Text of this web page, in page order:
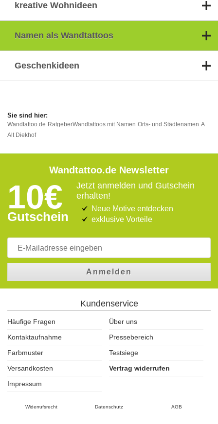
kreative Wohnideen
Namen als Wandtattoos
Geschenkideen
Wandtattoo.de RatgeberWandtattoos mit Namen Orts- und Städtenamen A
Alt Diekhof
Wandtattoo.de Newsletter
10€
Gutschein
Jetzt anmelden und Gutschein
erhalten!
Neue Motive entdecken
exklusive Vorteile
Anmelden
Kundenservice
Häufige Fragen
Über uns
Kontaktaufnahme
Pressebereich
Farbmuster
Testsiege
Versandkosten
Vertrag widerrufen
Impressum
Widerrufsrecht Datenschutz AGB